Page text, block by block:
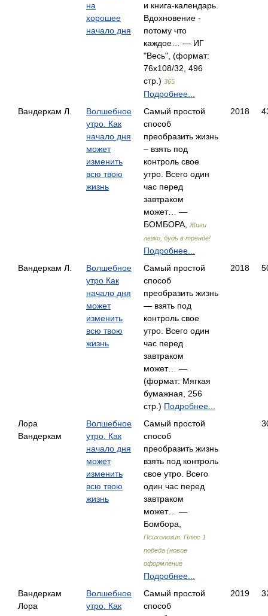
на
хорошее
начало дня
и книга-календарь.
Вдохновение -
потому что
каждое… — ИГ
"Весь", (формат:
76x108/32, 496
стр.) 365
Подробнее...
Вандеркам Л.
Волшебное
утро. Как
начало дня
может
изменить
всю твою
жизнь
Самый простой
способ
преобразить жизнь
– взять под
контроль свое
утро. Всего один
час перед
завтраком
может… —
БОМБОРА,
Живи
легко, будь в тренде!
Подробнее...
2018
Вандеркам Л.
Волшебное
утро Как
начало дня
может
изменить
всю твою
жизнь
Самый простой
способ
преобразить жизнь
— взять под
контроль свое
утро. Всего один
час перед
завтраком
может… —
(формат: Мягкая
бумажная, 256
стр.) Подробнее...
2018
Лора
Вандеркам
Волшебное
утро. Как
начало дня
может
изменить
всю твою
жизнь
Самый простой
способ
преобразить жизнь
взять под контроль
свое утро. Всего
один час перед
завтраком
может… —
Бомбора,
Психология. Плюс 1
победа (новое
оформление
Подробнее...
Вандеркам
Лора
Волшебное
утро. Как
Самый простой
способ
2019